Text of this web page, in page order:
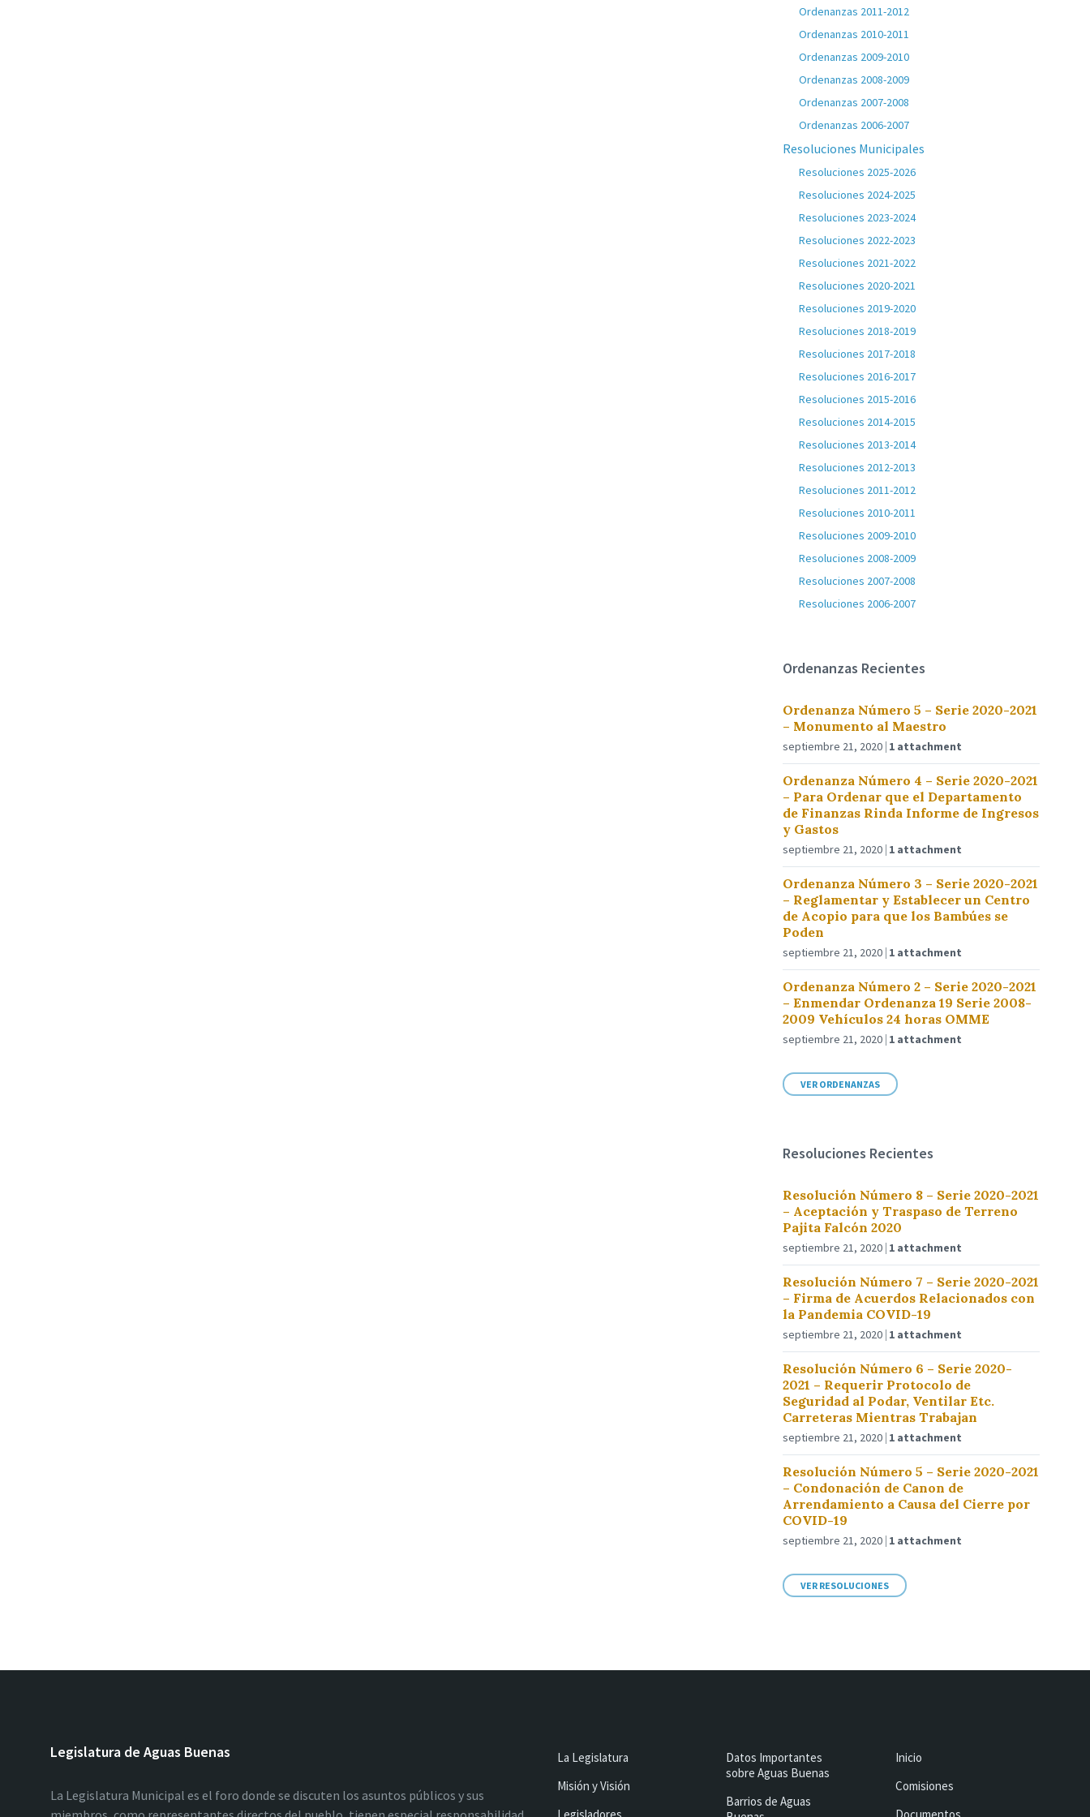
Ordenanzas 2011-2012
Ordenanzas 2010-2011
Ordenanzas 2009-2010
Ordenanzas 2008-2009
Ordenanzas 2007-2008
Ordenanzas 2006-2007
Resoluciones Municipales
Resoluciones 2025-2026
Resoluciones 2024-2025
Resoluciones 2023-2024
Resoluciones 2022-2023
Resoluciones 2021-2022
Resoluciones 2020-2021
Resoluciones 2019-2020
Resoluciones 2018-2019
Resoluciones 2017-2018
Resoluciones 2016-2017
Resoluciones 2015-2016
Resoluciones 2014-2015
Resoluciones 2013-2014
Resoluciones 2012-2013
Resoluciones 2011-2012
Resoluciones 2010-2011
Resoluciones 2009-2010
Resoluciones 2008-2009
Resoluciones 2007-2008
Resoluciones 2006-2007
Ordenanzas Recientes
Ordenanza Número 5 – Serie 2020-2021
– Monumento al Maestro
septiembre 21, 2020 1 attachment
Ordenanza Número 4 – Serie 2020-2021
– Para Ordenar que el Departamento
de Finanzas Rinda Informe de Ingresos
y Gastos
septiembre 21, 2020 1 attachment
Ordenanza Número 3 – Serie 2020-2021
– Reglamentar y Establecer un Centro
de Acopio para que los Bambúes se
Poden
septiembre 21, 2020 1 attachment
Ordenanza Número 2 – Serie 2020-2021
– Enmendar Ordenanza 19 Serie 2008-
2009 Vehículos 24 horas OMME
septiembre 21, 2020 1 attachment
VER ORDENANZAS
Resoluciones Recientes
Resolución Número 8 – Serie 2020-2021
– Aceptación y Traspaso de Terreno
Pajita Falcón 2020
septiembre 21, 2020 1 attachment
Resolución Número 7 – Serie 2020-2021
– Firma de Acuerdos Relacionados con
la Pandemia COVID-19
septiembre 21, 2020 1 attachment
Resolución Número 6 – Serie 2020-
2021 – Requerir Protocolo de
Seguridad al Podar, Ventilar Etc.
Carreteras Mientras Trabajan
septiembre 21, 2020 1 attachment
Resolución Número 5 – Serie 2020-2021
– Condonación de Canon de
Arrendamiento a Causa del Cierre por
COVID-19
septiembre 21, 2020 1 attachment
VER RESOLUCIONES
Legislatura de Aguas Buenas
La Legislatura Municipal es el foro donde se discuten los asuntos públicos y sus
La Legislatura
Misión y Visión
Datos Importantes
sobre Aguas Buenas
Barrios de Aguas
Inicio
Comisiones